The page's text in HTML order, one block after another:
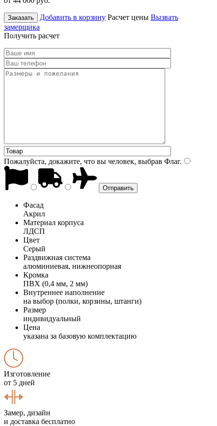
Заказать Добавить в корзину Расчет цены Вызвать
замерщика
Получить расчет
Пожалуйста, докажите, что вы человек, выбрав Флаг.
Фасад
Акрил
Материал корпуса
ЛДСП
Цвет
Серый
Раздвижная система
алюминиевая, нижнеопорная
Кромка
ПВХ (0,4 мм, 2 мм)
Внутреннее наполнение
на выбор (полки, корзины, штанги)
Размер
индивидуальный
Цена
указана за базовую комплектацию
Изготовление
от 5 дней
Замер, дизайн
и доставка бесплатно